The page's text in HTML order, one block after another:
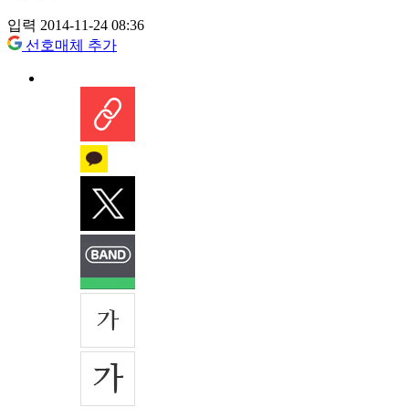
입력 2014-11-24 08:36
선호매체 추가